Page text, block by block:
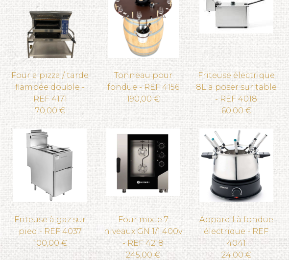
Four a pizza / tarde
flambée double -
REF 4171
70,00 €
Tonneau pour
fondue - REF 4156
190,00 €
Friteuse électrique
8L a poser sur table
- REF 4018
60,00 €
Friteuse à gaz sur
pied - REF 4037
100,00 €
Four mixte 7
niveaux GN 1/1 400v
- REF 4218
245,00 €
Appareil à fondue
électrique - REF
4041
24,00 €